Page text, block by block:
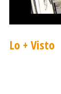
Lo + Visto